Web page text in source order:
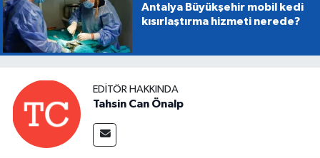
Antalya Büyükşehir mobil kedi
kısırlaştırma hizmeti nerede?
EDITÖR HAKKINDA
Tahsin Can Önalp